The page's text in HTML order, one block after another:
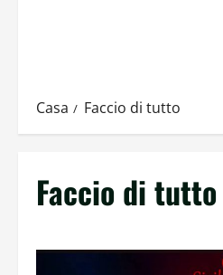
Casa Faccio di tutto
Faccio di tutto